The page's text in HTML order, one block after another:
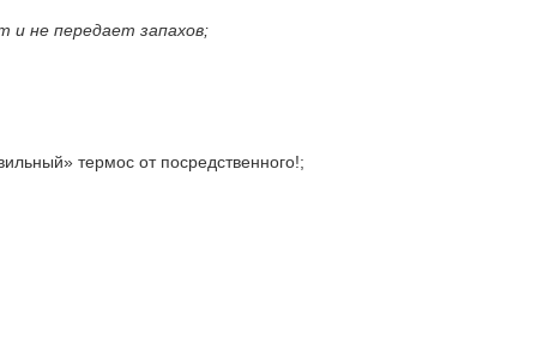
не передает запахов;
термос от посредственного!;